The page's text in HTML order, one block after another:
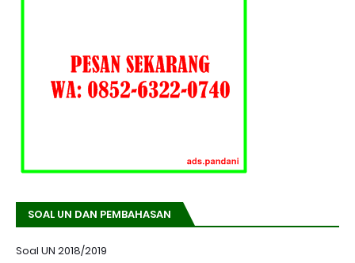
SOAL UN DAN PEMBAHASAN
Soal UN 2018/2019